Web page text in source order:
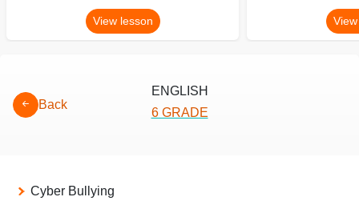
View lesson
Back
ENGLISH
6 GRADE
Cyber Bullying